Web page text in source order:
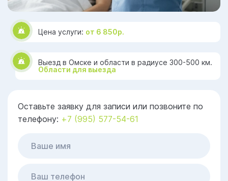
Цена услуги: от 6 850р.
Выезд в Омске и области в радиусе 300-500 км.
Области для выезда
Оставьте заявку для записи или позвоните по
телефону: +7 (995) 577-54-61